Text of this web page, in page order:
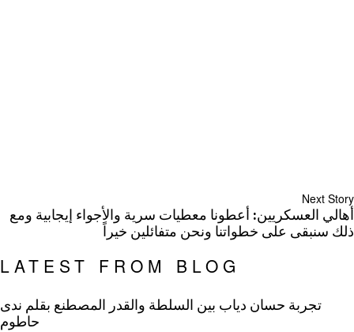
Next Story
أهالي العسكريين: أعطونا معطيات سرية والأجواء إيجابية ومع
ذلك سنبقى على خطواتنا ونحن متفائلين خيراً
LATEST FROM BLOG
تجربة حسان دياب بين السلطة والقدر المصطنع بقلم ندى
حاطوم